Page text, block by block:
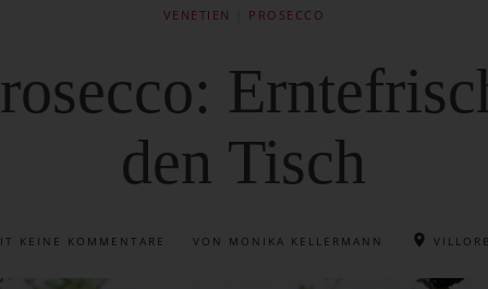
VENETIEN PROSECCO
den Tisch
KEINE KOMMENTARE VON MONIKA KELLERMANN